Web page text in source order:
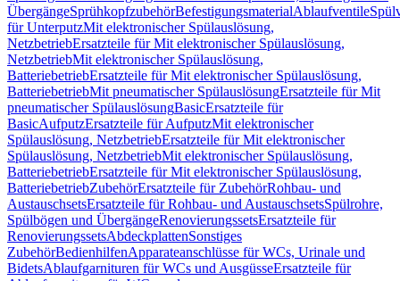
ÜbergängeSprühkopfzubehörBefestigungsmaterialAblaufventile
für UnterputzMit elektronischer Spülauslösung,
NetzbetriebErsatzteile für Mit elektronischer Spülauslösung,
NetzbetriebMit elektronischer Spülauslösung,
BatteriebetriebErsatzteile für Mit elektronischer Spülauslösung,
BatteriebetriebMit pneumatischer SpülauslösungErsatzteile für Mit
pneumatischer SpülauslösungBasicErsatzteile für
BasicAufputzErsatzteile für AufputzMit elektronischer
Spülauslösung, NetzbetriebErsatzteile für Mit elektronischer
Spülauslösung, NetzbetriebMit elektronischer Spülauslösung,
BatteriebetriebErsatzteile für Mit elektronischer Spülauslösung,
BatteriebetriebZubehörErsatzteile für ZubehörRohbau- und
AustauschsetsErsatzteile für Rohbau- und AustauschsetsSpülrohre,
Spülbögen und ÜbergängeRenovierungssetsErsatzteile für
RenovierungssetsAbdeckplattenSonstiges
ZubehörBedienhilfenApparateanschlüsse für WCs, Urinale und
BidetsAblaufgarnituren für WCs und AusgüsseErsatzteile für